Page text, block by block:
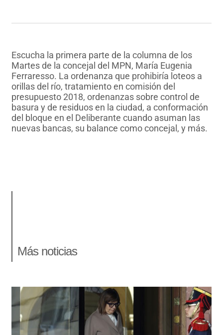
Escucha la primera parte de la columna de los
Martes de la concejal del MPN, María Eugenia
Ferraresso. La ordenanza que prohibiría loteos a
orillas del río, tratamiento en comisión del
presupuesto 2018, ordenanzas sobre control de
basura y de residuos en la ciudad, a conformación
del bloque en el Deliberante cuando asuman las
nuevas bancas, su balance como concejal, y más.
Más noticias